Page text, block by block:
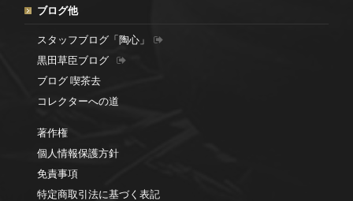
ブログ他
スタッフブログ「陶心」
黒田草臣ブログ
ブログ 喫茶去
コレクターへの道
著作権
個人情報保護方針
免責事項
特定商取引法に基づく表記